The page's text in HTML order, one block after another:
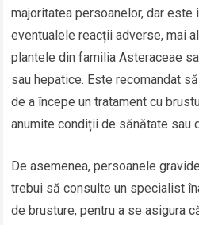
majoritatea persoanelor, dar
eventualele reacții adverse, mai
plantele din familia Asteraceae
sau hepatice. Este recomandat
de a începe un tratament cu
anumite condiții de sănătate sau
De asemenea, persoanele
trebui să consulte un specialist
de brusture, pentru a se asigura